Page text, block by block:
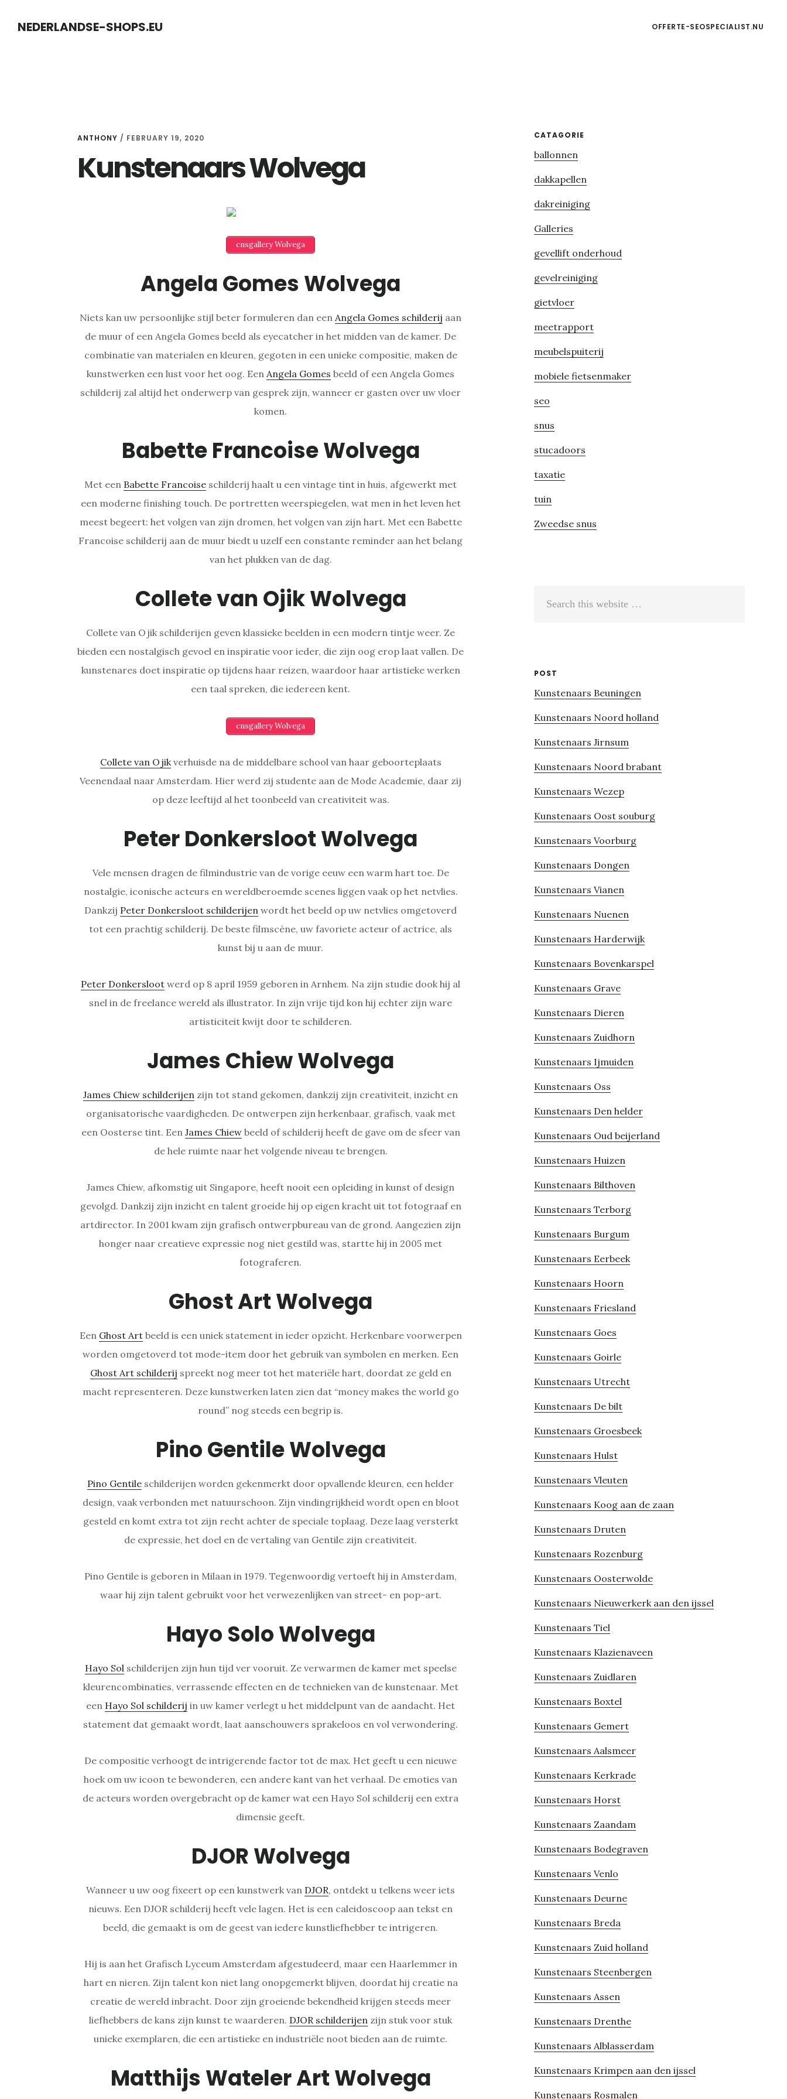
NEDERLANDSE-SHOPS.EU OFFERTE-SEOSPECIALIST.NU
ANTHONY / FEBRUARY 19, 2020
Kunstenaars Wolvega
cnsgallery Wolvega
Angela Gomes Wolvega
Niets kan uw persoonlijke stijl beter formuleren dan een Angela Gomes schilderij aan
de muur of een Angela Gomes beeld als eyecatcher in het midden van de kamer. De
combinatie van materialen en kleuren, gegoten in een unieke compositie, maken de
kunstwerken een lust voor het oog. Een Angela Gomes beeld of een Angela Gomes
schilderij zal altijd het onderwerp van gesprek zijn, wanneer er gasten over uw vloer
komen.
Babette Francoise Wolvega
Met een Babette Francoise schilderij haalt u een vintage tint in huis, afgewerkt met
een moderne finishing touch. De portretten weerspiegelen, wat men in het leven het
meest begeert: het volgen van zijn dromen, het volgen van zijn hart. Met een Babette
Francoise schilderij aan de muur biedt u uzelf een constante reminder aan het belang
van het plukken van de dag.
Collete van Ojik Wolvega
Collete van Ojik schilderijen geven klassieke beelden in een modern tintje weer. Ze
bieden een nostalgisch gevoel en inspiratie voor ieder, die zijn oog erop laat vallen. De
kunstenares doet inspiratie op tijdens haar reizen, waardoor haar artistieke werken
een taal spreken, die iedereen kent.
cnsgallery Wolvega
Collete van Ojikverhuisde na de middelbare school van haar geboorteplaats
Veenendaal naar Amsterdam. Hier werd zij studente aan de Mode Academie, daar zij
op deze leeftijd al het toonbeeld van creativiteit was.
Peter Donkersloot Wolvega
Vele mensen dragen de filmindustrie van de vorige eeuw een warm hart toe. De
nostalgie, iconische acteurs en wereldberoemde scenes liggen vaak op het netvlies.
Dankzij Peter Donkersloot schilderijen wordt het beeld op uw netvlies omgetoverd
tot een prachtig schilderij. De beste filmscène, uw favoriete acteur of actrice, als
kunst bij u aan de muur.
Peter Donkersloot werd op 8 april 1959 geboren in Arnhem. Na zijn studie dook hij al
snel in de freelance wereld als illustrator. In zijn vrije tijd kon hij echter zijn ware
artisticiteit kwijt door te schilderen.
James Chiew Wolvega
James Chiew schilderijen zijn tot stand gekomen, dankzij zijn creativiteit, inzicht en
organisatorische vaardigheden. De ontwerpen zijn herkenbaar, grafisch, vaak met
een Oosterse tint. Een James Chiewbeeld of schilderij heeft de gave om de sfeer van
de hele ruimte naar het volgende niveau te brengen.
James Chiew, afkomstig uit Singapore, heeft nooit een opleiding in kunst of design
gevolgd. Dankzij zijn inzicht en talent groeide hij op eigen kracht uit tot fotograaf en
artdirector. In 2001 kwam zijn grafisch ontwerpbureau van de grond. Aangezien zijn
honger naar creatieve expressie nog niet gestild was, startte hij in 2005 met
fotograferen.
Ghost Art Wolvega
Een Ghost Artbeeld is een uniek statement in ieder opzicht. Herkenbare voorwerpen
worden omgetoverd tot mode-item door het gebruik van symbolen en merken. Een
Ghost Art schilderij spreekt nog meer tot het materiële hart, doordat ze geld en
macht representeren. Deze kunstwerken laten zien dat “money makes the world go
round” nog steeds een begrip is.
Pino Gentile Wolvega
Pino Gentile schilderijen worden gekenmerkt door opvallende kleuren, een helder
design, vaak verbonden met natuurschoon. Zijn vindingrijkheid wordt open en bloot
gesteld en komt extra tot zijn recht achter de speciale toplaag. Deze laag versterkt
de expressie, het doel en de vertaling van Gentile zijn creativiteit.
Pino Gentile is geboren in Milaan in 1979. Tegenwoordig vertoeft hij in Amsterdam,
waar hij zijn talent gebruikt voor het verwezenlijken van street- en pop-art.
Hayo Solo Wolvega
Hayo Solschilderijen zijn hun tijd ver vooruit. Ze verwarmen de kamer met speelse
kleurencombinaties, verrassende effecten en de technieken van de kunstenaar. Met
een Hayo Sol schilderij in uw kamer verlegt u het middelpunt van de aandacht. Het
statement dat gemaakt wordt, laat aanschouwers sprakeloos en vol verwondering.
De compositie verhoogt de intrigerende factor tot de max. Het geeft u een nieuwe
hoek om uw icoon te bewonderen, een andere kant van het verhaal. De emoties van
de acteurs worden overgebracht op de kamer wat een Hayo Sol schilderij een extra
dimensie geeft.
DJOR Wolvega
Wanneer u uw oog fixeert op een kunstwerk van DJOR, ontdekt u telkens weer iets
nieuws. Een DJOR schilderij heeft vele lagen. Het is een caleidoscoop aan tekst en
beeld, die gemaakt is om de geest van iedere kunstliefhebber te intrigeren.
Hij is aan het Grafisch Lyceum Amsterdam afgestudeerd, maar een Haarlemmer in
hart en nieren. Zijn talent kon niet lang onopgemerkt blijven, doordat hij creatie na
creatie de wereld inbracht. Door zijn groeiende bekendheid krijgen steeds meer
liefhebbers de kans zijn kunst te waarderen. DJOR schilderijen zijn stuk voor stuk
unieke exemplaren, die een artistieke en industriële noot bieden aan de ruimte.
Matthijs Wateler Art Wolvega
Primary
Sidebar
CATAGORIE
ballonnen
dakkapellen
dakreiniging
Galleries
gevellift onderhoud
gevelreiniging
gietvloer
meetrapport
meubelspuiterij
mobiele fietsenmaker
seo
snus
stucadoors
taxatie
tuin
Zweedse snus
POST
Kunstenaars Beuningen
Kunstenaars Noord holland
Kunstenaars Jirnsum
Kunstenaars Noord brabant
Kunstenaars Wezep
Kunstenaars Oost souburg
Kunstenaars Voorburg
Kunstenaars Dongen
Kunstenaars Vianen
Kunstenaars Nuenen
Kunstenaars Harderwijk
Kunstenaars Bovenkarspel
Kunstenaars Grave
Kunstenaars Dieren
Kunstenaars Zuidhorn
Kunstenaars Ijmuiden
Kunstenaars Oss
Kunstenaars Den helder
Kunstenaars Oud beijerland
Kunstenaars Huizen
Kunstenaars Bilthoven
Kunstenaars Terborg
Kunstenaars Burgum
Kunstenaars Eerbeek
Kunstenaars Hoorn
Kunstenaars Friesland
Kunstenaars Goes
Kunstenaars Goirle
Kunstenaars Utrecht
Kunstenaars De bilt
Kunstenaars Groesbeek
Kunstenaars Hulst
Kunstenaars Vleuten
Kunstenaars Koog aan de zaan
Kunstenaars Druten
Kunstenaars Rozenburg
Kunstenaars Oosterwolde
Kunstenaars Nieuwerkerk aan den ijssel
Kunstenaars Tiel
Kunstenaars Klazienaveen
Kunstenaars Zuidlaren
Kunstenaars Boxtel
Kunstenaars Gemert
Kunstenaars Aalsmeer
Kunstenaars Kerkrade
Kunstenaars Horst
Kunstenaars Zaandam
Kunstenaars Bodegraven
Kunstenaars Venlo
Kunstenaars Deurne
Kunstenaars Breda
Kunstenaars Zuid holland
Kunstenaars Steenbergen
Kunstenaars Assen
Kunstenaars Drenthe
Kunstenaars Alblasserdam
Kunstenaars Krimpen aan den ijssel
Kunstenaars Rosmalen